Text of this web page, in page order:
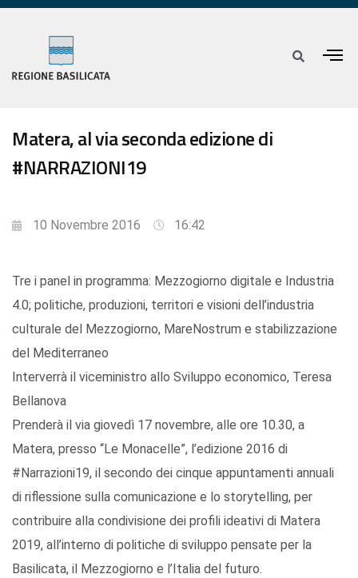
Matera, al via seconda edizione di
#NARRAZIONI19
10 Novembre 2016 16:42
Tre i panel in programma: Mezzogiorno digitale e Industria
4.0; politiche, produzioni, territori e visioni dell’industria
culturale del Mezzogiorno, MareNostrum e stabilizzazione
del Mediterraneo
Interverrà il viceministro allo Sviluppo economico, Teresa
Bellanova
Prenderà il via giovedì 17 novembre, alle ore 10.30, a
Matera, presso “Le Monacelle”, l’edizione 2016 di
#Narrazioni19, il secondo dei cinque appuntamenti annuali
di riflessione sulla comunicazione e lo storytelling, per
contribuire alla condivisione dei profili ideativi di Matera
2019, all’interno di politiche di sviluppo pensate per la
Basilicata, il Mezzogiorno e l’Italia del futuro.